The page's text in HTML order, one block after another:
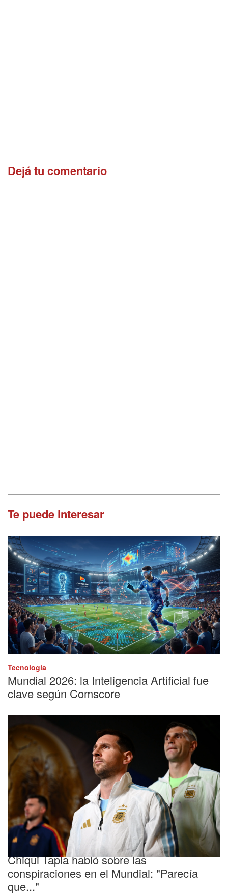
Dejá tu comentario
Te puede interesar
Tecnología
Mundial 2026: la Inteligencia Artificial fue
clave según Comscore
Selección Argentina
Chiqui Tapia habló sobre las
conspiraciones en el Mundial: "Parecía
que..."